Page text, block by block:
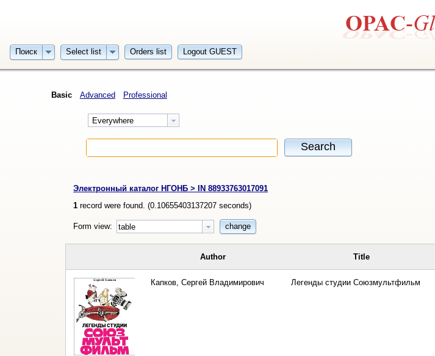
Поиск Select list Orders list Logout GUEST
Basic Advanced Professional
Everywhere
Search
Электронный каталог НГОНБ > IN 88933763017091
1record were found. (0.10655403137207seconds)
Form view: table change
Author Title
Капков, Сергей Владимирович Легенды студии Союзмультфильм